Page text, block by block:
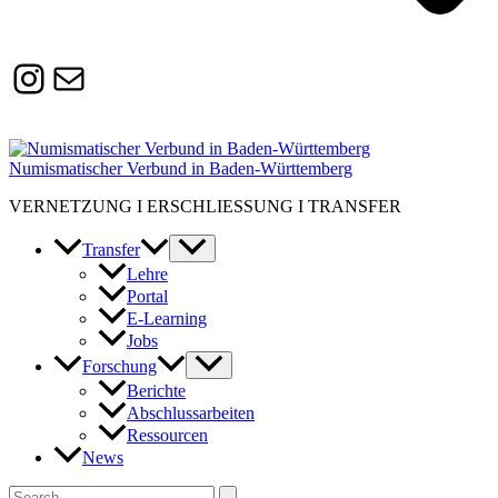
Instagram
Susanne.Boerner@zaw.uni-
heidelberg.de
Numismatischer Verbund in Baden-Württemberg
VERNETZUNG I ERSCHLIESSUNG I TRANSFER
Transfer
Lehre
Portal
E-Learning
Jobs
Forschung
Berichte
Abschlussarbeiten
Ressourcen
News